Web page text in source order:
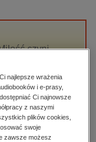
informatyka
czyni
najlepsze wrażenia
i e-prasy,
Ci najnowsze
z naszymi
plików cookies,
swoje
zawsze możesz